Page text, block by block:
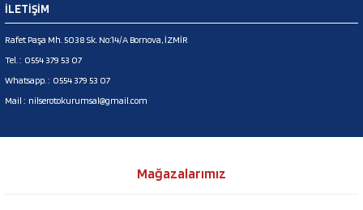
İLETİŞİM
Rafet Paşa Mh. 5038 Sk. No:14/A Bornova, İZMİR
Tel. : 0554 379 53 07
Whatsapp. : 0554 379 53 07
Mail : nilserotokurumsal@gmail.com
Mağazalarımız